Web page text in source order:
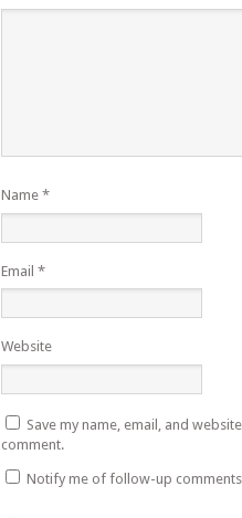
Name *
Email *
Website
Save my name, email, and
comment.
Notify me of follow-up